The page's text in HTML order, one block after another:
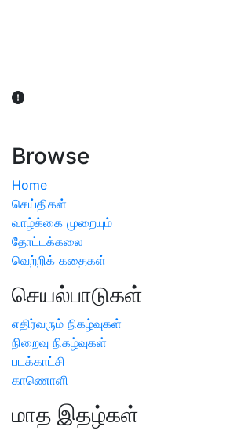
Browse
Home
செய்திகள்
வாழ்க்கை முறையும்
தோட்டக்கலை
வெற்றிக் கதைகள்
செயல்பாடுகள்
எதிர்வரும் நிகழ்வுகள்
நிறைவு நிகழ்வுகள்
படக்காட்சி
காணொளி
மாத இதழ்கள்